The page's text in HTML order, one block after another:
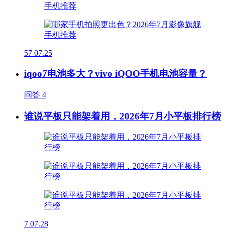
57 07.25
iqoo7电池多大？vivo iQOO手机电池容量？
问答 4
谁说平板只能架着用，2026年7月小平板排行榜
7 07.28